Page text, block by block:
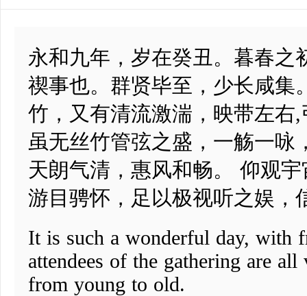
永和九年，岁在癸丑。暮春之
禊事也。群贤毕至，少长咸集
竹，又有清流激湍，映带左右
虽无丝竹管弦之盛，一觞一咏
天朗气清，惠风和畅。 仰观
游目骋怀，足以极视听之娱，
It is such a wonderful day, with
attendees of the gathering are
from young to old.